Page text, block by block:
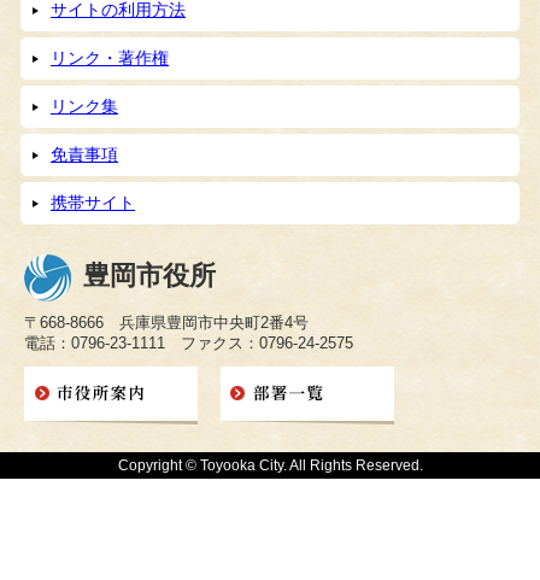
サイトの利用方法
リンク・著作権
リンク集
免責事項
携帯サイト
豊岡市役所
〒668-8666 兵庫県豊岡市中央町2番4号
電話：0796-23-1111 ファクス：0796-24-2575
Copyright © Toyooka City. All Rights Reserved.